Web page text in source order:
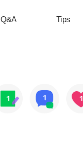
Q&A Tips